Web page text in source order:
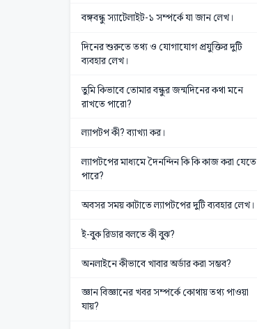
বঙ্গবন্ধু স্যাটেলাইট-১ সম্পর্কে যা জান লেখ।
দিনের শুরুতে তথ্য ও যোগাযোগ প্রযুক্তির দুটি
ব্যবহার লেখ।
তুমি কিভাবে তোমার বন্ধুর জন্মদিনের কথা মনে
রাখতে পারো?
ল্যাপটপ কী? ব্যাখ্যা কর।
ল্যাপটপের মাধ্যমে দৈনন্দিন কি কি কাজ করা যেতে
পারে?
অবসর সময় কাটাতে ল্যাপটপের দুটি ব্যবহার লেখ।
ই-বুক রিডার বলতে কী বুঝ?
অনলাইনে কীভাবে খাবার অর্ডার করা সম্ভব?
জ্ঞান বিজ্ঞানের খবর সম্পর্কে কোথায় তথ্য পাওয়া
যায়?